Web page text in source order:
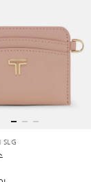
SLG